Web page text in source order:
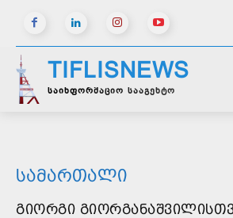
TIFLISNEWS
საინფორმაციო სააგენტო
ᲡᲐᲛᲐᲠᲗᲐᲚᲘ
ᲒᲘᲝᲠᲒᲘ